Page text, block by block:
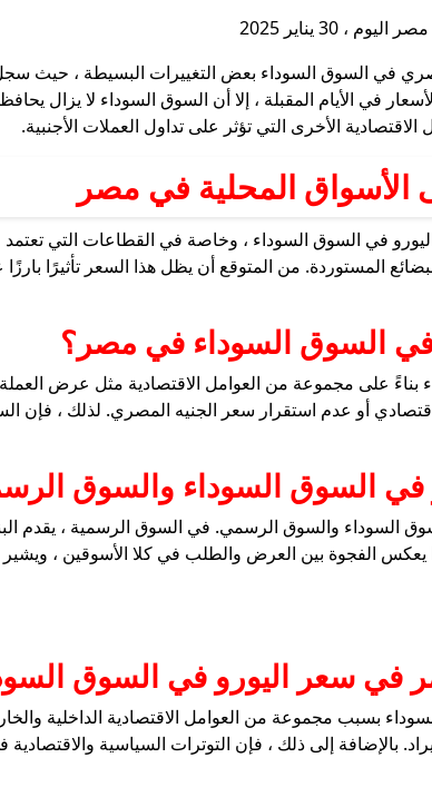
في الأيام المقبلة ، إلا أن السوق السوداء لا
الأخرى التي تؤثر على تداول العملات الأجنبية.
الأسواق المحلية في مصر
في السوق السوداء ، وخاصة في القطاعات التي تعتمد
المستوردة. من المتوقع أن يظل هذا السعر تأثيرًا
السوق السوداء في مصر؟
بناءً على مجموعة من العوامل الاقتصادية مثل عرض
أو عدم استقرار سعر الجنيه المصري. لذلك ،
في السوق السوداء والسوق
السوداء والسوق الرسمي. في السوق الرسمية ، يقدم
يعكس الفجوة بين العرض والطلب في كلا الأسوقين ،
في سعر اليورو في السوق
بسبب مجموعة من العوامل الاقتصادية الداخلية
بالإضافة إلى ذلك ، فإن التوترات السياسية